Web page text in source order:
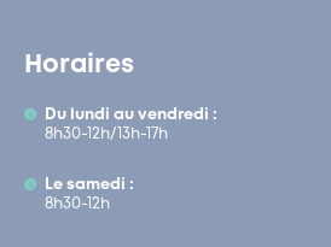
Horaires
Du lundi au vendredi :
8h30-12h/13h-17h
Le samedi :
8h30-12h